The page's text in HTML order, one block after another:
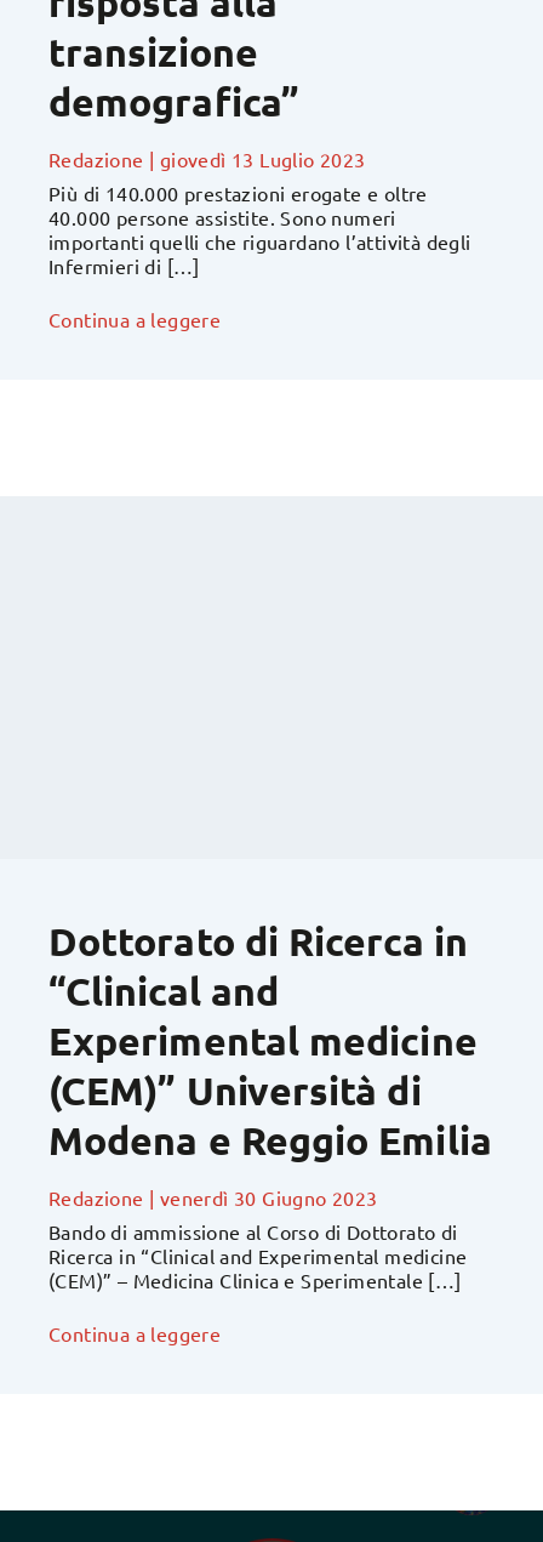
transizione
demografica”
Redazione | giovedì 13 Luglio 2023
Più di 140.000 prestazioni erogate e oltre
40.000 persone assistite. Sono numeri
importanti quelli che riguardano l’attività degli
Infermieri di […]
Continua a leggere
Dottorato di Ricerca in
“Clinical and
Experimental medicine
(CEM)” Università di
Modena e Reggio Emilia
Redazione | venerdì 30 Giugno 2023
Bando di ammissione al Corso di Dottorato di
Ricerca in “Clinical and Experimental medicine
(CEM)” – Medicina Clinica e Sperimentale […]
Continua a leggere